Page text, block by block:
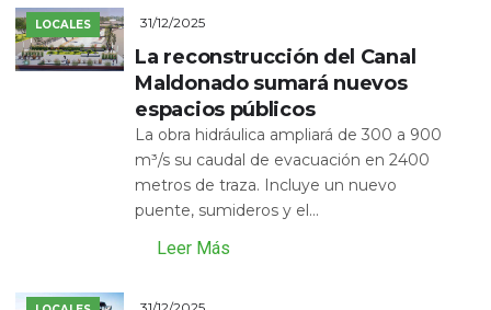
LOCALES 31/12/2025
La reconstrucción del Canal
Maldonado sumará nuevos
espacios públicos
La obra hidráulica ampliará de 300 a 900
m³/s su caudal de evacuación en 2400
metros de traza. Incluye un nuevo
puente, sumideros y el...
Leer Más